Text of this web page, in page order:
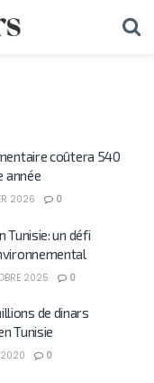
coûtera 540
année
2026 0
Tunisie: un défi
2025 0
de dinars
Tunisie
2020 0